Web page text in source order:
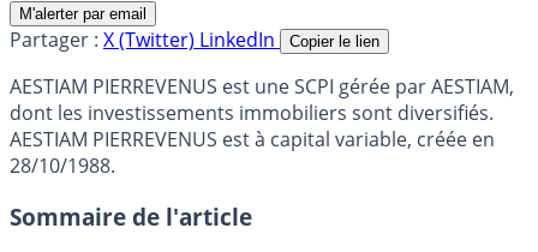
M'alerter par email
Partager : X (Twitter) LinkedIn Copier le lien
AESTIAM PIERREVENUS est une SCPI gérée par AESTIAM,
dont les investissements immobiliers sont diversifiés.
AESTIAM PIERREVENUS est à capital variable, créée en
28/10/1988.
Sommaire de l'article